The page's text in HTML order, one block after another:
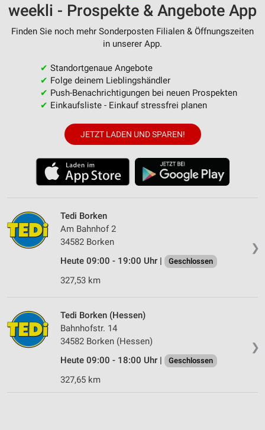
weekli - Prospekte & Angebote App
Finden Sie noch mehr Sonderposten Filialen & Öffnungszeiten
in unserer App.
✔ Standortgenaue Angebote
✔ Folge deinem Lieblingshändler
✔ Push-Benachrichtigungen bei neuen Prospekten
✔ Einkaufsliste - Einkauf stressfrei planen
JETZT LADEN UND SPAREN!
❯
Tedi Borken
Am Bahnhof 2
34582 Borken
Heute 09:00 - 19:00 Uhr |
Geschlossen
327,53 km
❯
Tedi Borken (Hessen)
Bahnhofstr. 14
34582 Borken (Hessen)
Heute 09:00 - 18:00 Uhr |
Geschlossen
327,65 km